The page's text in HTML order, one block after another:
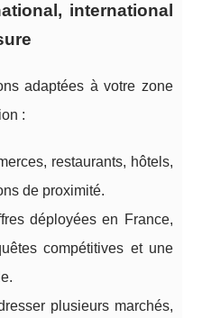
international
adaptées à votre zone
:
restaurants, hôtels,
de proximité.
déployées en France,
compétitives et une
plusieurs marchés,